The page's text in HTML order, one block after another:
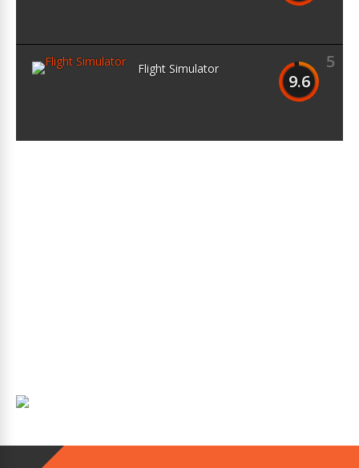
5
9.6
Flight Simulator